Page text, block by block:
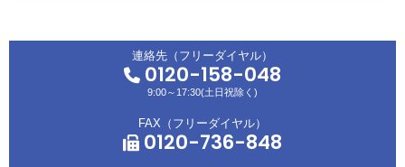
連絡先（フリーダイヤル）
0120-158-048
9:00～17:30(土日祝除く)
FAX（フリーダイヤル）
0120-736-848